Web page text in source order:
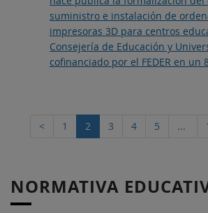
suministro e instalación de
impresoras 3D para centros
Consejería de Educación y
cofinanciado por el FEDER en un
< 1 2 3 4 5 ...
NORMATIVA